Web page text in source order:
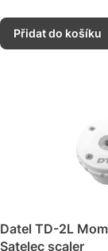
Přidat do košíku
Datel TD-2L
Satelec scaler